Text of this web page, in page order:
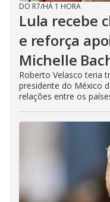
DO R7/HÁ 1 HORA
Lula recebe
e reforça
Michelle
Roberto Velasco teria
presidente do México
relações entre os